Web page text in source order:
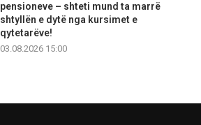
pensioneve – shteti mund ta marrë
shtyllën e dytë nga kursimet e
qytetarëve!
03.08.2026 15:00